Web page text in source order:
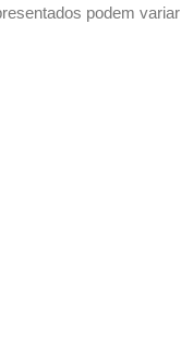
podem variar